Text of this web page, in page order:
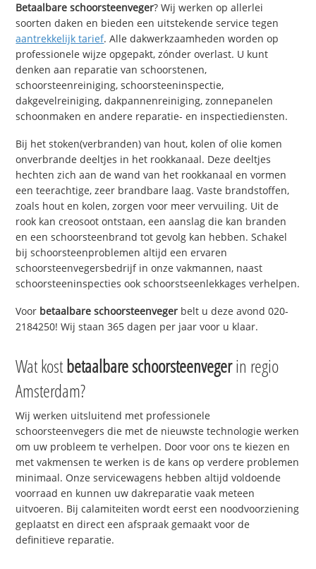
Betaalbare schoorsteenveger? Wij werken op allerlei
soorten daken en bieden een uitstekende service tegen
aantrekkelijk tarief. Alle dakwerkzaamheden worden op
professionele wijze opgepakt, zónder overlast. U kunt
denken aan reparatie van schoorstenen,
schoorsteenreiniging, schoorsteeninspectie,
dakgevelreiniging, dakpannenreiniging, zonnepanelen
schoonmaken en andere reparatie- en inspectiediensten.
Bij het stoken(verbranden) van hout, kolen of olie komen
onverbrande deeltjes in het rookkanaal. Deze deeltjes
hechten zich aan de wand van het rookkanaal en vormen
een teerachtige, zeer brandbare laag. Vaste brandstoffen,
zoals hout en kolen, zorgen voor meer vervuiling. Uit de
rook kan creosoot ontstaan, een aanslag die kan branden
en een schoorsteenbrand tot gevolg kan hebben. Schakel
bij schoorsteenproblemen altijd een ervaren
schoorsteenvegersbedrijf in onze vakmannen, naast
schoorsteeninspecties ook schoorstseenlekkages verhelpen.
Voor betaalbare schoorsteenveger belt u deze avond 020-
2184250! Wij staan 365 dagen per jaar voor u klaar.
Wat kostbetaalbare schoorsteenvegerin regio
Amsterdam?
Wij werken uitsluitend met professionele
schoorsteenvegers die met de nieuwste technologie werken
om uw probleem te verhelpen. Door voor ons te kiezen en
met vakmensen te werken is de kans op verdere problemen
minimaal. Onze servicewagens hebben altijd voldoende
voorraad en kunnen uw dakreparatie vaak meteen
uitvoeren. Bij calamiteiten wordt eerst een noodvoorziening
geplaatst en direct een afspraak gemaakt voor de
definitieve reparatie.